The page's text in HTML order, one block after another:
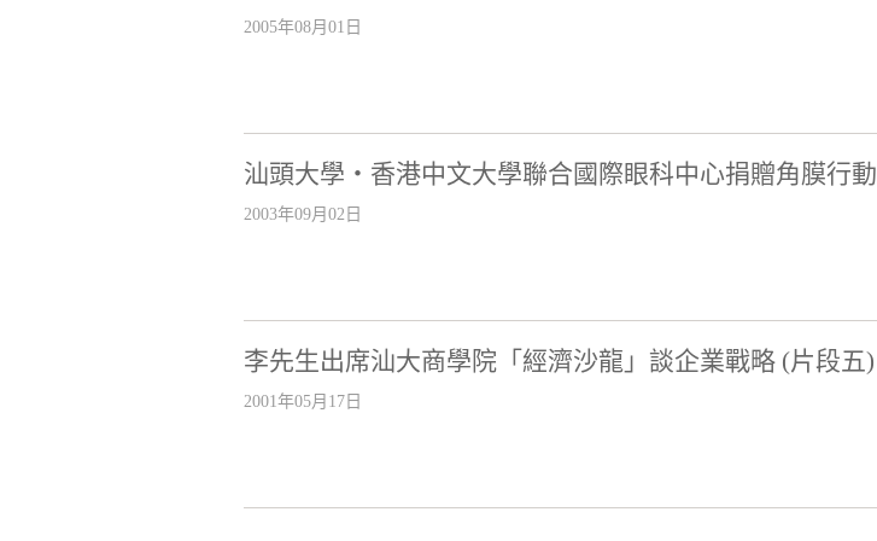
2005年08月01日
汕頭大學‧香港中文大學聯合國際眼科中心捐贈角膜行動
2003年09月02日
李先生出席汕大商學院「經濟沙龍」談企業戰略 (片段五)
2001年05月17日